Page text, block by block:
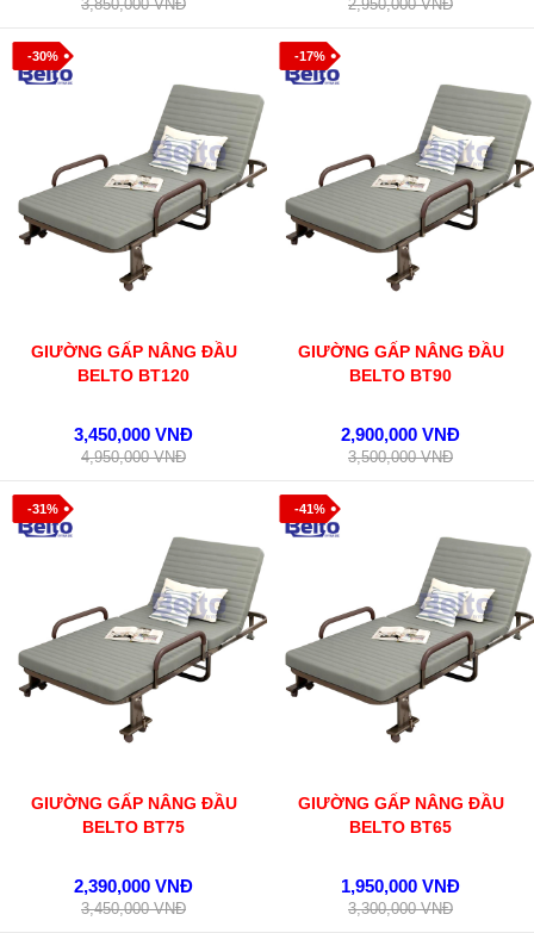
3,850,000 VNĐ 2,950,000 VNĐ
-30%
GIƯỜNG GẤP NÂNG ĐẦU
BELTO BT120
3,450,000 VNĐ
4,950,000 VNĐ
-17%
GIƯỜNG GẤP NÂNG ĐẦU
BELTO BT90
2,900,000 VNĐ
3,500,000 VNĐ
-31%
GIƯỜNG GẤP NÂNG ĐẦU
BELTO BT75
2,390,000 VNĐ
3,450,000 VNĐ
-41%
GIƯỜNG GẤP NÂNG ĐẦU
BELTO BT65
1,950,000 VNĐ
3,300,000 VNĐ